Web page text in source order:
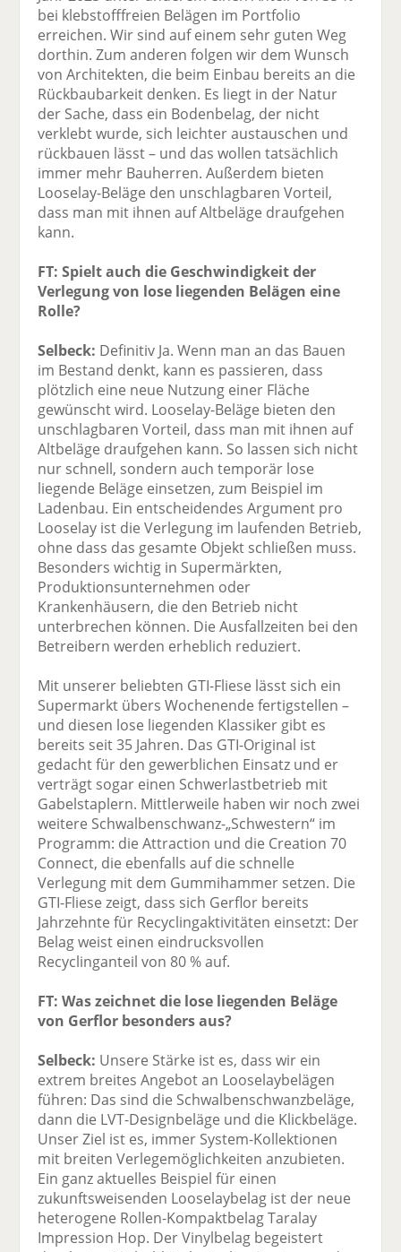
bei klebstofffreien Belägen im Portfolio
erreichen. Wir sind auf einem sehr guten Weg
dorthin. Zum anderen folgen wir dem Wunsch
von Architekten, die beim Einbau bereits an die
Rückbaubarkeit denken. Es liegt in der Natur
der Sache, dass ein Bodenbelag, der nicht
verklebt wurde, sich leichter austauschen und
rückbauen lässt – und das wollen tatsächlich
immer mehr Bauherren. Außerdem bieten
Looselay-Beläge den unschlagbaren Vorteil,
dass man mit ihnen auf Altbeläge draufgehen
kann.
FT: Spielt auch die Geschwindigkeit der
Verlegung von lose liegenden Belägen eine
Rolle?
Selbeck: Definitiv Ja. Wenn man an das Bauen
im Bestand denkt, kann es passieren, dass
plötzlich eine neue Nutzung einer Fläche
gewünscht wird. Looselay-Beläge bieten den
unschlagbaren Vorteil, dass man mit ihnen auf
Altbeläge draufgehen kann. So lassen sich nicht
nur schnell, sondern auch temporär lose
liegende Beläge einsetzen, zum Beispiel im
Ladenbau. Ein entscheidendes Argument pro
Looselay ist die Verlegung im laufenden Betrieb,
ohne dass das gesamte Objekt schließen muss.
Besonders wichtig in Supermärkten,
Produktionsunternehmen oder
Krankenhäusern, die den Betrieb nicht
unterbrechen können. Die Ausfallzeiten bei den
Betreibern werden erheblich reduziert.
Mit unserer beliebten GTI-Fliese lässt sich ein
Supermarkt übers Wochenende fertigstellen –
und diesen lose liegenden Klassiker gibt es
bereits seit 35 Jahren. Das GTI-Original ist
gedacht für den gewerblichen Einsatz und er
verträgt sogar einen Schwerlastbetrieb mit
Gabelstaplern. Mittlerweile haben wir noch zwei
weitere Schwalbenschwanz-„Schwestern“ im
Programm: die Attraction und die Creation 70
Connect, die ebenfalls auf die schnelle
Verlegung mit dem Gummihammer setzen. Die
GTI-Fliese zeigt, dass sich Gerflor bereits
Jahrzehnte für Recyclingaktivitäten einsetzt: Der
Belag weist einen eindrucksvollen
Recyclinganteil von 80 % auf.
FT: Was zeichnet die lose liegenden Beläge
von Gerflor besonders aus?
Selbeck: Unsere Stärke ist es, dass wir ein
extrem breites Angebot an Looselaybelägen
führen: Das sind die Schwalbenschwanzbeläge,
dann die LVT-Designbeläge und die Klickbeläge.
Unser Ziel ist es, immer System-Kollektionen
mit breiten Verlegemöglichkeiten anzubieten.
Ein ganz aktuelles Beispiel für einen
zukunftsweisenden Looselaybelag ist der neue
heterogene Rollen-Kompaktbelag Taralay
Impression Hop. Der Vinylbelag begeistert